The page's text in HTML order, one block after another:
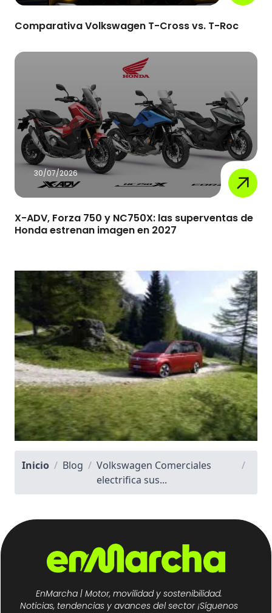
Comparativa Volkswagen T-Cross vs. T-Roc
30/07/2026
X-ADV, Forza 750 y NC750X: las superventas de
Honda estrenan imagen en 2027
Inicio / Blog / Volkswagen Comerciales
electrifica sus...
/
EnMarcha | Motor, movilidad y sostenibilidad.
Noticias, tendencias y avances del sector ¡Síguenos